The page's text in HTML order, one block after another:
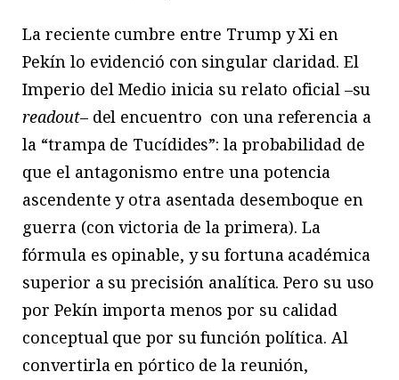
La reciente cumbre entre Trump y Xi en
Pekín lo evidenció con singular claridad. El
Imperio del Medio inicia su relato oficial –su
readout– del encuentro con una referencia a
la “trampa de Tucídides”: la probabilidad de
que el antagonismo entre una potencia
ascendente y otra asentada desemboque en
guerra (con victoria de la primera). La
fórmula es opinable, y su fortuna académica
superior a su precisión analítica. Pero su uso
por Pekín importa menos por su calidad
conceptual que por su función política. Al
convertirla en pórtico de la reunión,